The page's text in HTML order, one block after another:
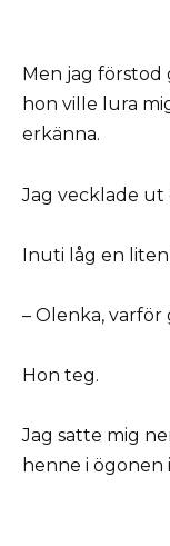
Men jag
hon ville lura
erkänna.
Jag vecklade
Inuti låg en
– Olenka,
Hon teg.
Jag satte mig
henne i